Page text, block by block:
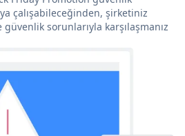
çalışabileceğinden, şirketiniz
sorunlarıyla karşılaşmanız